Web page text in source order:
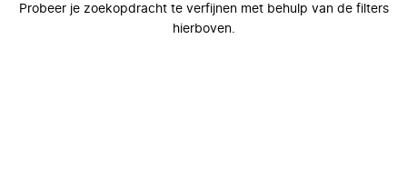
Probeer je zoekopdracht te verfijnen met behulp van de filters
hierboven.